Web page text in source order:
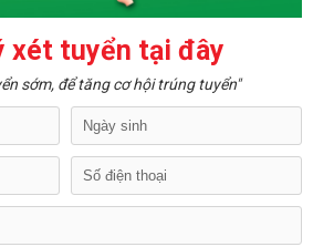
xét tuyển tại đây
sớm, để tăng cơ hội trúng tuyển"